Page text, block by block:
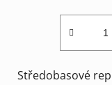
Středobasové